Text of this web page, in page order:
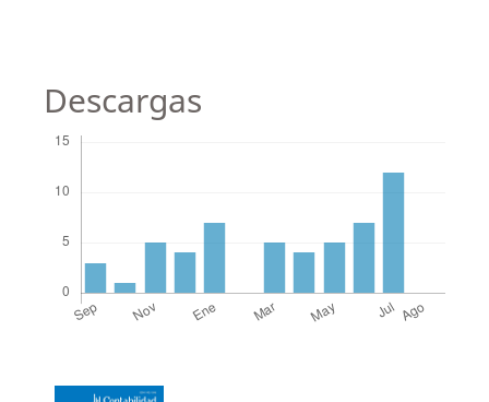
Descargas